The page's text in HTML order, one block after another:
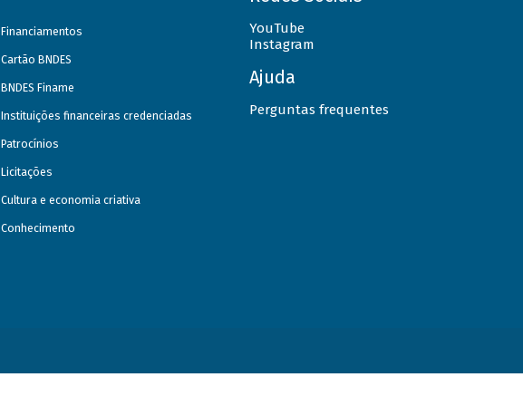
Financiamentos
Cartão BNDES
BNDES Finame
Instituições financeiras credenciadas
Patrocínios
Licitações
Cultura e economia criativa
Conhecimento
YouTube
Instagram
Ajuda
Perguntas frequentes